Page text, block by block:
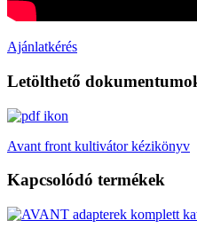
Ajánlatkérés
Letölthető
Avant front kultivátor kézikönyv
Kapcsolódó termékek